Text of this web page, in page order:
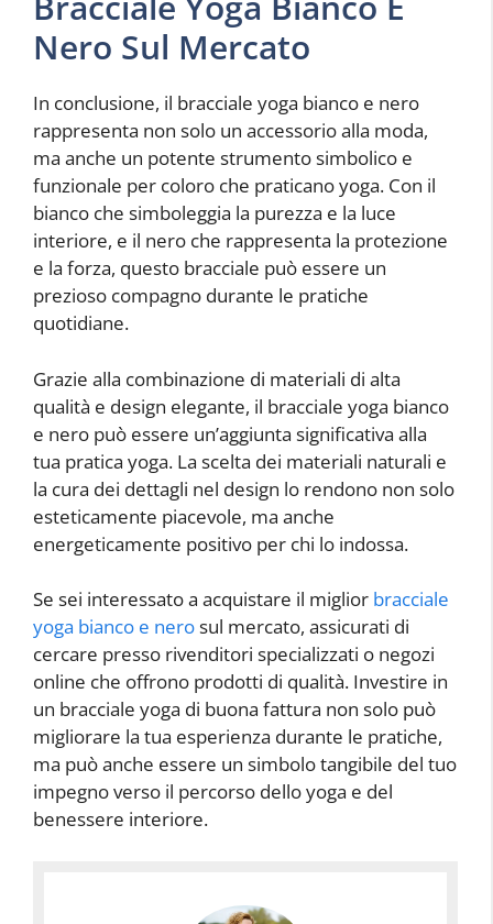
Nero Sul Mercato
In conclusione, il bracciale yoga bianco e nero
rappresenta non solo un accessorio alla moda,
ma anche un potente strumento simbolico e
funzionale per coloro che praticano yoga. Con il
bianco che simboleggia la purezza e la luce
interiore, e il nero che rappresenta la protezione
e la forza, questo bracciale può essere un
prezioso compagno durante le pratiche
quotidiane.
Grazie alla combinazione di materiali di alta
qualità e design elegante, il bracciale yoga bianco
e nero può essere un’aggiunta significativa alla
tua pratica yoga. La scelta dei materiali naturali e
la cura dei dettagli nel design lo rendono non solo
esteticamente piacevole, ma anche
energeticamente positivo per chi lo indossa.
Se sei interessato a acquistare il miglior bracciale
yoga bianco e nerosul mercato, assicurati di
cercare presso rivenditori specializzati o negozi
online che offrono prodotti di qualità. Investire in
un bracciale yoga di buona fattura non solo può
migliorare la tua esperienza durante le pratiche,
ma può anche essere un simbolo tangibile del tuo
impegno verso il percorso dello yoga e del
benessere interiore.